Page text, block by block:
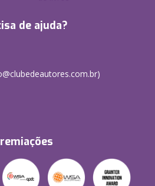
de ajuda?